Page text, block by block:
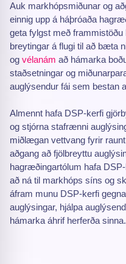
Auk markhópsmiðunar og
einnig upp á háþróaða
geta fylgst með
breytingar á flugi til að bæta
og vélanám að hámarka
staðsetningar og
auglýsendur fái sem bestan
Almennt hafa DSP-kerfi
og stjórna stafrænni
miðlægan vettvang fyrir
aðgang að fjölbreyttu
hagræðingartólum hafa
að ná til markhóps síns og
áfram munu DSP-kerfi
auglýsingar, hjálpa
hámarka áhrif herferða sinna.